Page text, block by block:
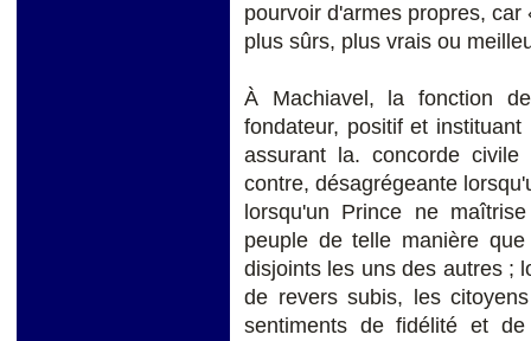
pourvoir d'armes propres,
plus sûrs, plus vrais ou
À Machiavel, la fonction
fondateur, positif et
assurant la. concorde
contre, désagrégeante
lorsqu'un Prince ne
peuple de telle manière
disjoints les uns des autres ;
de revers subis, les
sentiments de fidélité et